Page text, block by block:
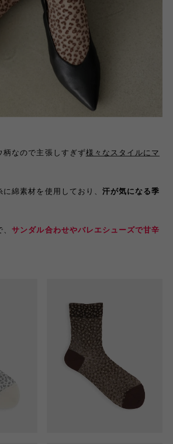
柄なので主張しすぎず様々なスタイルにマ
綿素材を使用しており、 汗が気になる季
、サンダル合わせやバレエシューズで甘辛